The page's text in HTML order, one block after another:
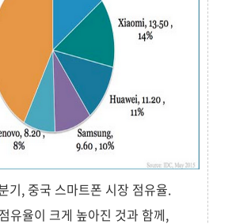
, 중국 스마트폰 시장 점유율.
유율이 크게 높아진 것과 함께,